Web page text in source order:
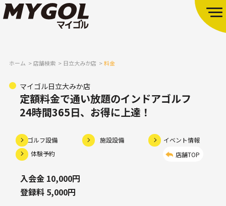
ホーム 店舗検索 日立大みか店 料金
マイゴル日立大みか店
定額料金で通い放題のインドアゴルフ
24時間365日、お得に上達！
ゴルフ設備 施設設備
イベント情報
体験予約
店舗TOP
入会金 10,000円
登録料 5,000円